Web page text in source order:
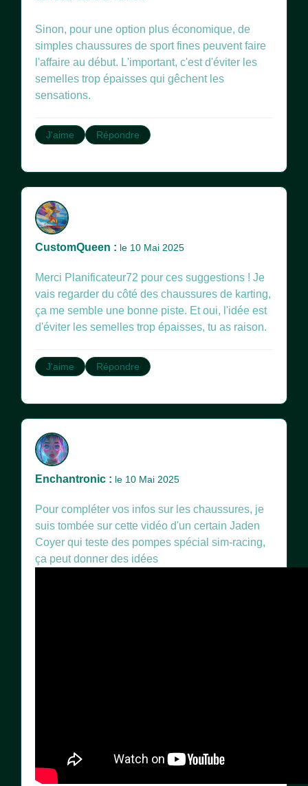
Sinon, pour une option plus économique, de
simples chaussures de sport fines peuvent faire
l'affaire au début. L'important, c'est d'éviter les
semelles trop épaisses qui gêchent les
sensations.
J'aime Répondre
CustomQueen : le 10 Mai 2025
Merci Planificateur72 pour ces suggestions ! Je
vais regarder du côté des chaussures de karting,
ça me semble une bonne piste. Et oui, l'idée est
d'éviter les semelles trop épaisses, tu as raison.
J'aime Répondre
Enchantronic : le 10 Mai 2025
Pour compléter vos infos sur les chaussures, je
suis tombée sur cette vidéo d'un certain Jaden
Coyer qui teste des pompes spécial sim-racing,
ça peut donner des idées